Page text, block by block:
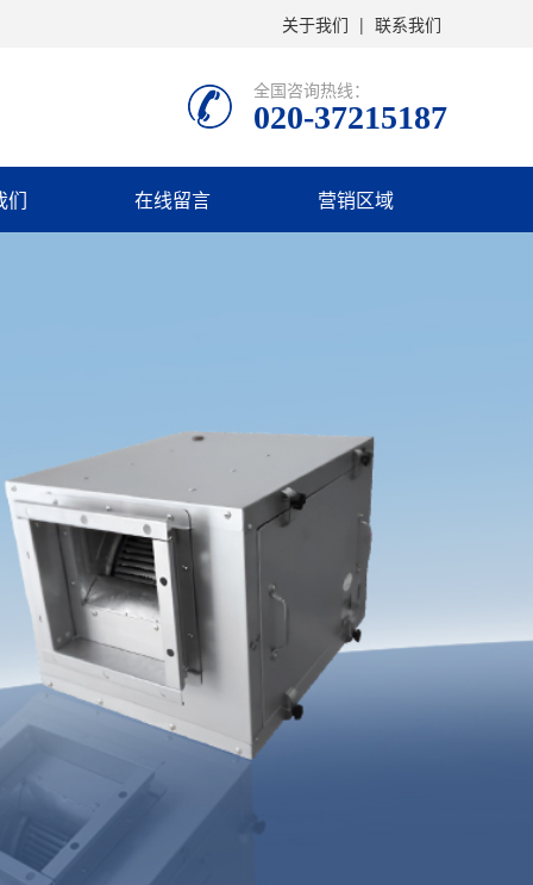
关于我们 | 联系我们
全国咨询热线：
020-37215187
们 在线留言 营销区域